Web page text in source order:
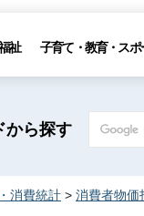
祉 子育て・教育・スポ
から探す
消費統計 > 消費者物価